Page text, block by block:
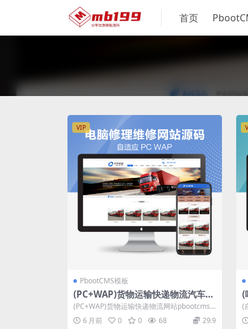
首页
VIP
PbootCMS模板
(PC+WAP)货物运输快递物流汽车贸
易pbootcms网站模板源码下载
(PC+WAP)货物运输快递物流网站pbootcms
模板 汽车贸易网站源码下载 ...
6 月前 0 0 68 29.9
(
(